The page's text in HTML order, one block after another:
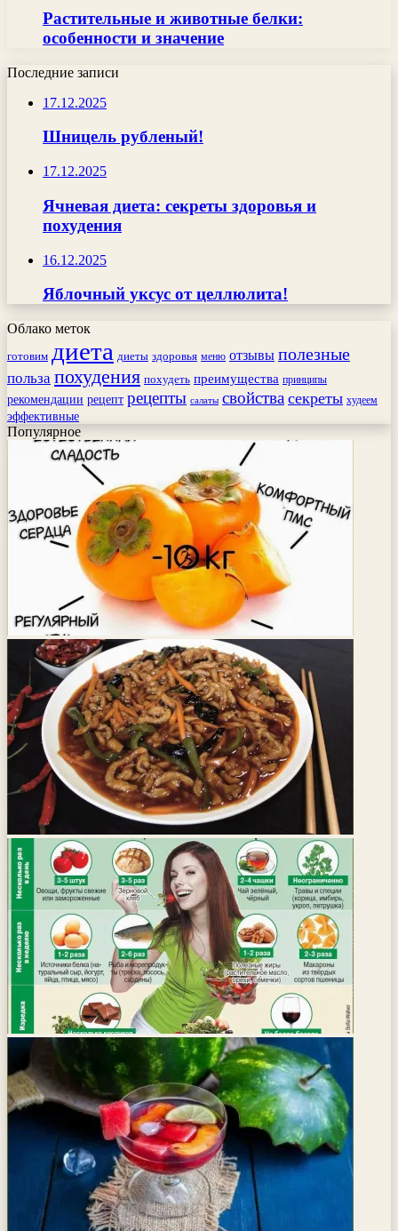
Растительные и животные белки:
особенности и значение
Последние записи
17.12.2025
Шницель рубленый!
17.12.2025
Ячневая диета: секреты здоровья и
похудения
16.12.2025
Яблочный уксус от целлюлита!
Облако меток
готовим диета диеты здоровья меню отзывы полезные
польза похудения похудеть преимущества принципы
рекомендации рецепт рецепты салаты свойства секреты худеем
эффективные
Популярное